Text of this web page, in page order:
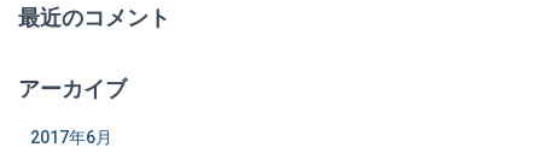
最近のコメント
アーカイブ
2017年6月